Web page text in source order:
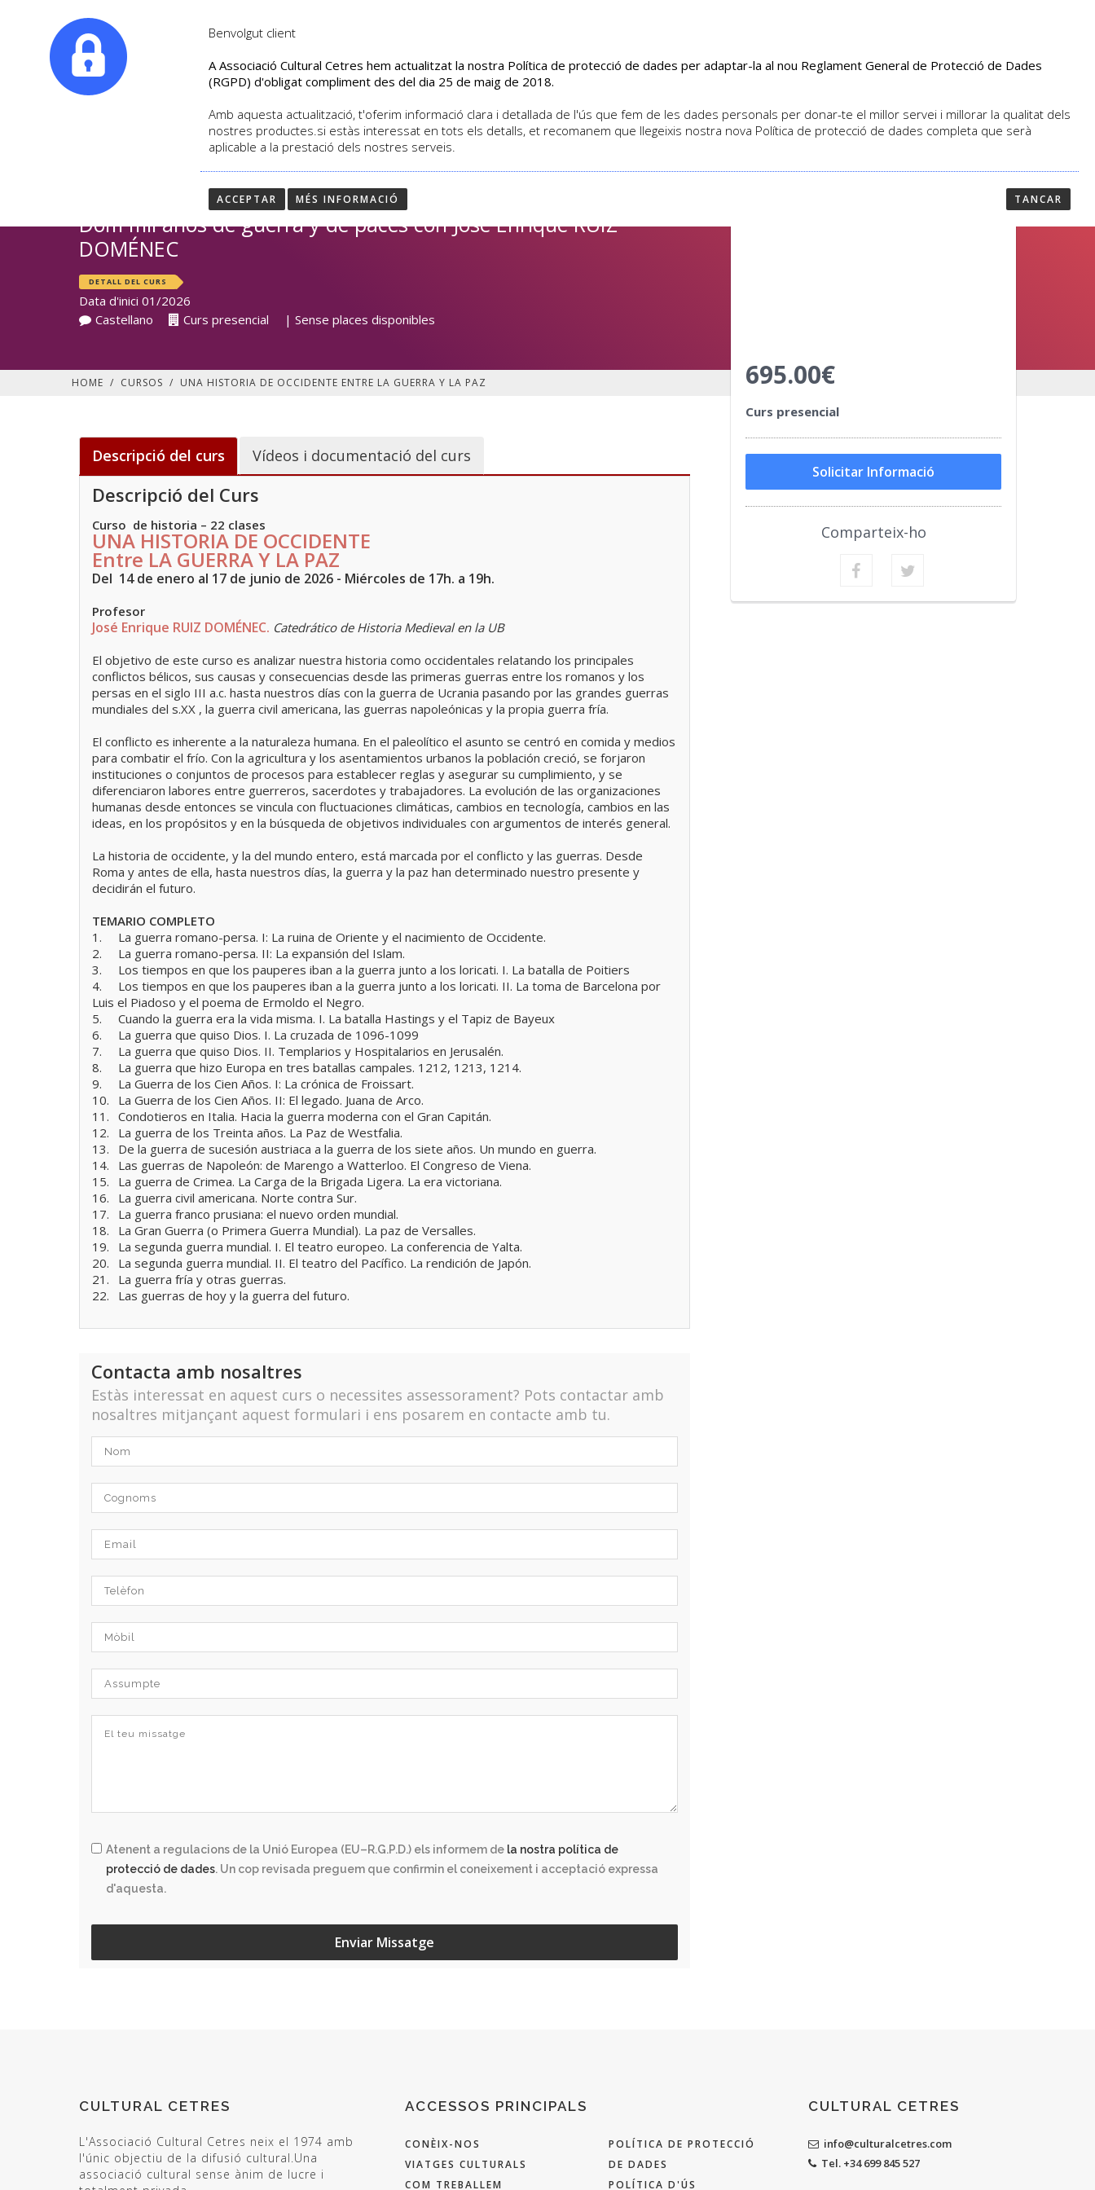
EL CENTRE CURSOS ACTIVITATS ASSOCIATS PROFESSORAT NOTICIES CONTACTAR
UNA HISTORIA DE OCCIDENTE Entre LA
GUERRA Y LA PAZ
Dom mil años de guerra y de paces con José Enrique RUIZ
DOMÉNEC
DETALL DEL CURS
Data d'inici 01/2026
Castellano
Curs presencial | Sense places disponibles
HOME / CURSOS / UNA HISTORIA DE OCCIDENTE ENTRE LA GUERRA Y LA PAZ
Descripció del curs Vídeos i documentació del curs
Descripció del Curs
Curso de historia – 22 clases
UNA HISTORIA DE OCCIDENTE
Entre LA GUERRA Y LA PAZ
Del 14 de enero al 17 de junio de 2026 - Miércoles de 17h. a 19h.
Profesor
José Enrique RUIZ DOMÉNEC. Catedrático de Historia Medieval en la UB
El objetivo de este curso es analizar nuestra historia como occidentales relatando los principales
conflictos bélicos, sus causas y consecuencias desde las primeras guerras entre los romanos y los
persas en el siglo III a.c. hasta nuestros días con la guerra de Ucrania pasando por las grandes guerras
mundiales del s.XX , la guerra civil americana, las guerras napoleónicas y la propia guerra fría.
El conflicto es inherente a la naturaleza humana. En el paleolítico el asunto se centró en comida y medios
para combatir el frío. Con la agricultura y los asentamientos urbanos la población creció, se forjaron
instituciones o conjuntos de procesos para establecer reglas y asegurar su cumplimiento, y se
diferenciaron labores entre guerreros, sacerdotes y trabajadores. La evolución de las organizaciones
humanas desde entonces se vincula con fluctuaciones climáticas, cambios en tecnología, cambios en las
ideas, en los propósitos y en la búsqueda de objetivos individuales con argumentos de interés general.
La historia de occidente, y la del mundo entero, está marcada por el conflicto y las guerras. Desde
Roma y antes de ella, hasta nuestros días, la guerra y la paz han determinado nuestro presente y
decidirán el futuro.
TEMARIO COMPLETO
1.
La guerra romano-persa. I: La ruina de Oriente y el nacimiento de Occidente.
2.
La guerra romano-persa. II: La expansión del Islam.
3.
Los tiempos en que los pauperes iban a la guerra junto a los loricati. I. La batalla de Poitiers
4.
Los tiempos en que los pauperes iban a la guerra junto a los loricati. II. La toma de Barcelona por
Luis el Piadoso y el poema de Ermoldo el Negro.
5.
Cuando la guerra era la vida misma. I. La batalla Hastings y el Tapiz de Bayeux
6.
La guerra que quiso Dios. I. La cruzada de 1096-1099
7.
La guerra que quiso Dios. II. Templarios y Hospitalarios en Jerusalén.
8.
La guerra que hizo Europa en tres batallas campales. 1212, 1213, 1214.
9.
La Guerra de los Cien Años. I: La crónica de Froissart.
10.
La Guerra de los Cien Años. II: El legado. Juana de Arco.
11. Condotieros en Italia. Hacia la guerra moderna con el Gran Capitán.
12.
La guerra de los Treinta años. La Paz de Westfalia.
13.
De la guerra de sucesión austriaca a la guerra de los siete años. Un mundo en guerra.
14.
Las guerras de Napoleón: de Marengo a Watterloo. El Congreso de Viena.
15.
La guerra de Crimea. La Carga de la Brigada Ligera. La era victoriana.
16.
La guerra civil americana. Norte contra Sur.
17.
La guerra franco prusiana: el nuevo orden mundial.
18.
La Gran Guerra (o Primera Guerra Mundial). La paz de Versalles.
19.
La segunda guerra mundial. I. El teatro europeo. La conferencia de Yalta.
20.
La segunda guerra mundial. II. El teatro del Pacífico. La rendición de Japón.
21.
La guerra fría y otras guerras.
22.
Las guerras de hoy y la guerra del futuro.
Contacta amb nosaltres
Estàs interessat en aquest curs o necessites assessorament? Pots contactar amb
nosaltres mitjançant aquest formulari i ens posarem en contacte amb tu.
Atenent a regulacions de la Unió Europea (EU–R.G.P.D.) els informem de la nostra política de
protecció de dades. Un cop revisada preguem que confirmin el coneixement i acceptació expressa
d'aquesta.
Enviar Missatge
695.00€
Curs presencial
Solicitar Informació
Comparteix-ho
CULTURAL CETRES
L'Associació Cultural Cetres neix el 1974 amb
l'únic objectiu de la difusió cultural.Una
associació cultural sense ànim de lucre i
ACCESSOS PRINCIPALS
CONÈIX-NOS
VIATGES CULTURALS
COM TREBALLEM
POLÍTICA DE PROTECCIÓ
DE DADES
POLÍTICA D'ÚS
CULTURAL CETRES
info@culturalcetres.com
Tel. +34 699 845 527
Benvolgut client
A Associació Cultural Cetres hem actualitzat la nostra Política de protecció de dades per adaptar-la al nou Reglament General de Protecció de Dades
(RGPD) d'obligat compliment des del dia 25 de maig de 2018.
Amb aquesta actualització, t'oferim informació clara i detallada de l'ús que fem de les dades personals per donar-te el millor servei i millorar la qualitat dels
nostres productes.si estàs interessat en tots els detalls, et recomanem que llegeixis nostra nova Política de protecció de dades completa que serà
aplicable a la prestació dels nostres serveis.
ACCEPTAR MÉS INFORMACIÓ TANCAR